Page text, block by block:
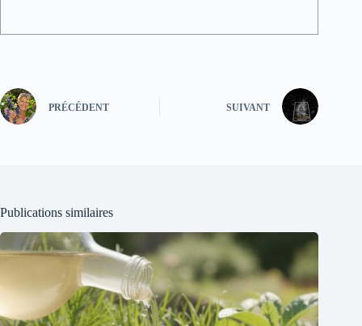
PRÉCÉDENT SUIVANT
Publications similaires